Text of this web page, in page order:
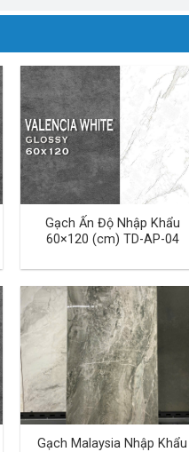
Gạch Ấn Độ Nhập Khẩu
60×120 (cm) TD-AP-04
Gạch Malaysia Nhập Khẩu